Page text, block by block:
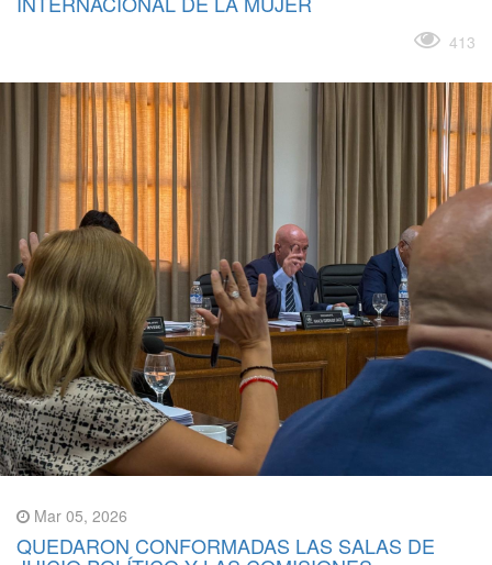
413
Mar 05, 2026
QUEDARON CONFORMADAS LAS SALAS DE